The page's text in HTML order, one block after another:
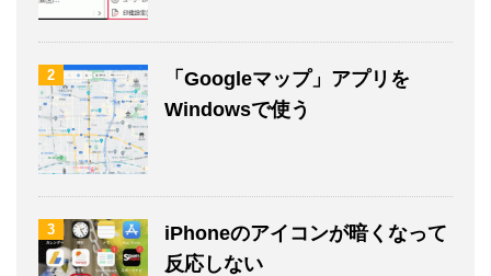
2
「Googleマップ」アプリを
Windowsで使う
3
iPhoneのアイコンが暗くなって
反応しない